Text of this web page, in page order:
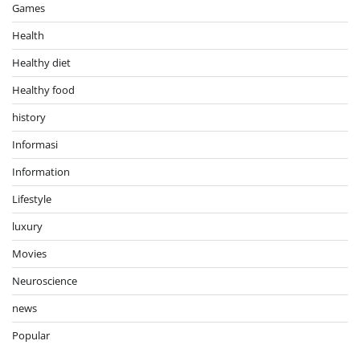
Games
Health
Healthy diet
Healthy food
history
Informasi
Information
Lifestyle
luxury
Movies
Neuroscience
news
Popular